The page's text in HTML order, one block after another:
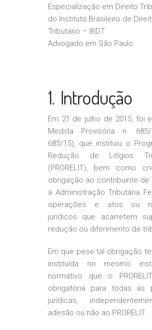
Especialização em Direito
do Instituto Brasileiro de
Tributário – IBDT
Advogado em São Paulo
1. Introdução
Em 21 de julho de 2015, foi
Medida Provisória n.
685/15), que instituiu o
Redução de Litígios
(PRORELIT), bem como
obrigação ao contribuinte de
à Administração Tributária
operações e atos ou
jurídicos que acarretem
redução ou diferimento de
Em que pese tal obrigação
instituída no mesmo
normativo que o
obrigatória para todas as
jurídicas,
adesão ou não ao PRORELIT.